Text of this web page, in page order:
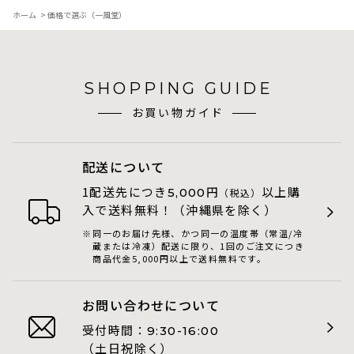
ホーム > 価格で選ぶ（一風堂）
SHOPPING GUIDE
お買い物ガイド
配送について
1配送先につき 5,000 円 （税込） 以上購
入で送料無料！（沖縄県を除く）
同一のお届け先様、かつ同一の温度帯（常温/冷
蔵または冷凍）配送に限り、1回のご注文につき
商品代金5,000円以上で送料無料です。
お問い合わせについて
受付時間： 9:30-16:00
（土日祝除く）